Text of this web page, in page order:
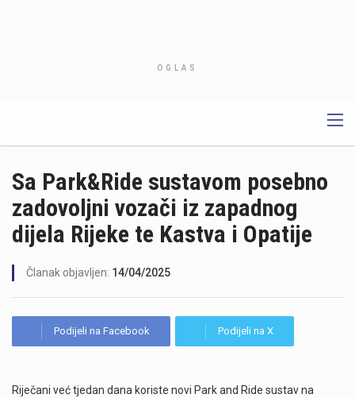
OGLAS
Sa Park&Ride sustavom posebno
zadovoljni vozači iz zapadnog
dijela Rijeke te Kastva i Opatije
Članak objavljen: 14/04/2025
Podijeli na Facebook Podijeli na X
Riječani već tjedan dana koriste novi Park and Ride sustav na